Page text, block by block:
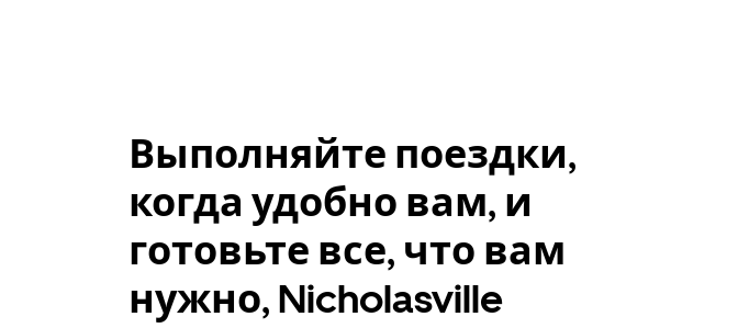
Выполняйте поездки,
когда удобно вам, и
готовьте все, что вам
нужно, Nicholasville